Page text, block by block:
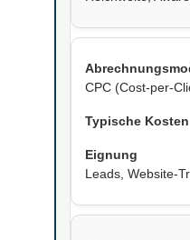
CPC (Cost-per-
Leads, Website-